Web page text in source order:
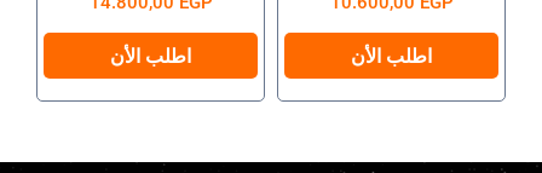
اطلب الأن
صفحة
المنتج
اطلب الأن
صفحة
المنتج